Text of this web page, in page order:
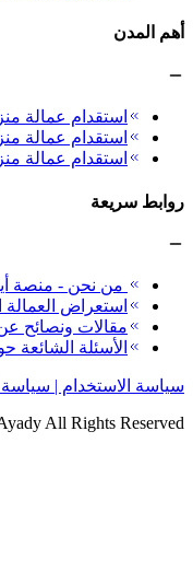
أهم المدن
استقدام عمالة
استقدام عمالة
استقدام عمالة
روابط سريعة
من نحن - منصة
استعراض العمالة
مقالات ونصائح عن
الأسئلة الشائعة
سياسة الاستخدام |
All Rights Reserved